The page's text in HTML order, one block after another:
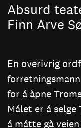
Absurd
Finn Arve
En overivrig
for å åpne
Målet er å
å måtte gå